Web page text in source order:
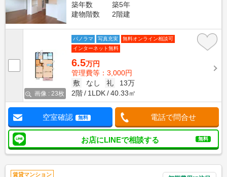
築年数
築5年
建物階数
2階建
画像 : 23枚
パノラマ 写真充実
無料オンライン相談可
インターネット無料
6.5万円
管理費等：3,000円
敷
なし 礼
13万
2階
1LDK 40.33㎡
空室確認 無料 電話で問合せ
お店にLINEで相談する 無料
賃貸マンション